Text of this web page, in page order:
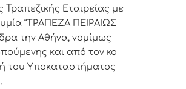
Τραπεζικής Εταιρείας με
“ΤΡΑΠΕΖΑ ΠΕΙΡΑΙΩΣ
την Αθήνα, νομίμως
και από τον κο
του Υποκαταστήματος